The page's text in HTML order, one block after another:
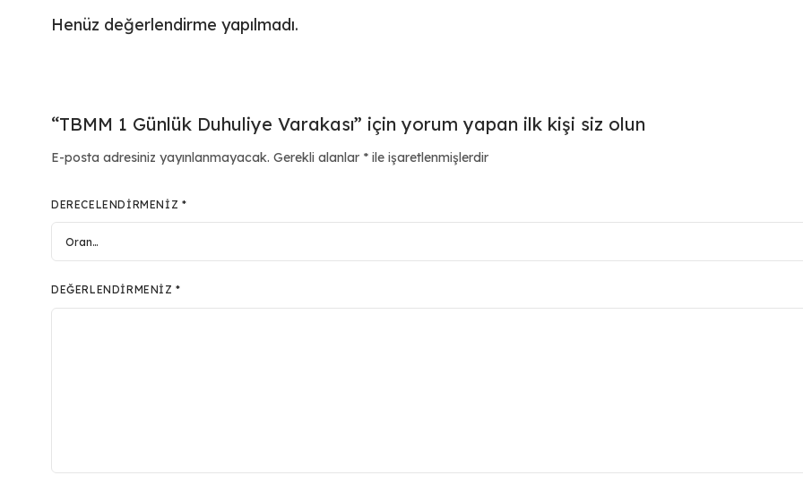
Henüz değerlendirme yapılmadı.
“TBMM 1 Günlük Duhuliye Varakası” için yorum yapan ilk kişi siz olun
E-posta adresiniz yayınlanmayacak. Gerekli alanlar * ile işaretlenmişlerdir
DERECELENDIRMENIZ *
DEĞERLENDIRMENIZ*